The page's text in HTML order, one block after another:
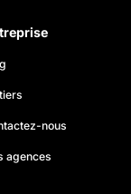
nous
agences